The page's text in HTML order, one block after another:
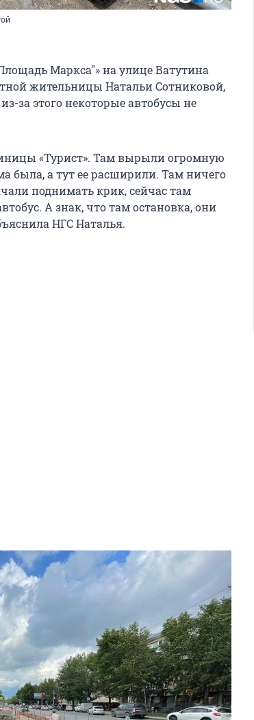
Маркса"» на улице Ватутина
жительницы Натальи Сотниковой,
за этого некоторые автобусы не
«Турист». Там вырыли огромную
была, а тут ее расширили. Там ничего
поднимать крик, сейчас там
А знак, что там остановка, они
НГС Наталья.